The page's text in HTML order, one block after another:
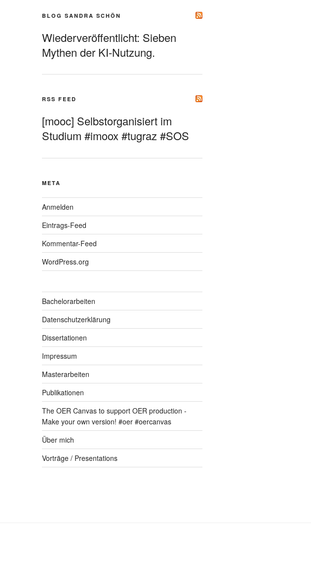
BLOG SANDRA SCHÖN
Wiederveröffentlicht: Sieben
Mythen der KI-Nutzung.
RSS FEED
[mooc] Selbstorganisiert im
Studium #imoox #tugraz #SOS
META
Anmelden
Eintrags-Feed
Kommentar-Feed
WordPress.org
Bachelorarbeiten
Datenschutzerklärung
Dissertationen
Impressum
Masterarbeiten
Publikationen
The OER Canvas to support OER production -
Make your own version! #oer #oercanvas
Über mich
Vorträge / Presentations